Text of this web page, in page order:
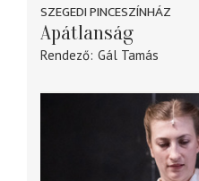
SZEGEDI PINCESZÍNHÁZ
Apátlanság
Rendező Gál Tamás